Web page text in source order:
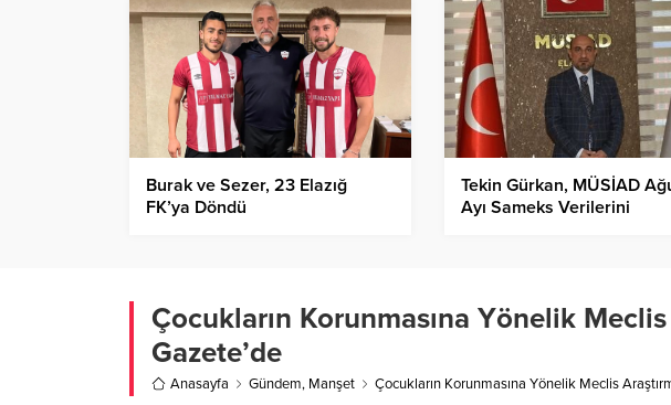
Burak ve Sezer, 23 Elazığ
FK’ya Döndü
Tekin Gürkan, MÜSİAD
Ayı Sameks Verilerini
Çocukların Korunmasına Yönelik
Gazete’de
Anasayfa Gündem, Manşet Çocukların Korunmasına Yönelik Meclis